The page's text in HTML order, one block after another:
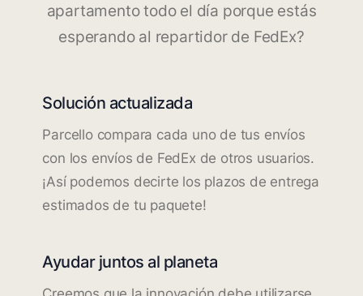
apartamento todo el día porque estás
esperando al repartidor de FedEx?
Solución actualizada
Parcello compara cada uno de tus envíos
con los envíos de FedEx de otros usuarios.
¡Así podemos decirte los plazos de entrega
estimados de tu paquete!
Ayudar juntos al planeta